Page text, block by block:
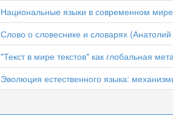
Национальные языки в современном
Слово о словеснике и словарях
"Текст в мире текстов" как глобальная
Эволюция естественного языка: